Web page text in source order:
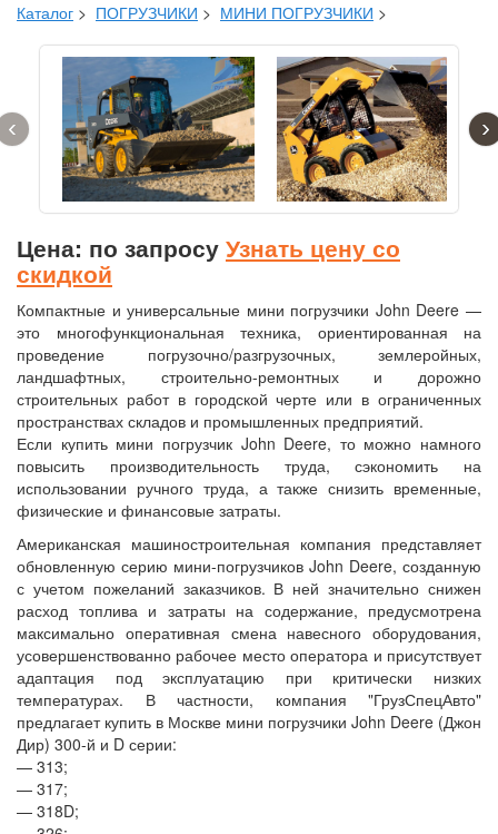
Каталог > ПОГРУЗЧИКИ > МИНИ ПОГРУЗЧИКИ >
‹ ›
Цена: по запросу Узнать цену со
скидкой
Компактные и универсальные мини погрузчики John Deere —
это многофункциональная техника, ориентированная на
проведение погрузочно/разгрузочных, землеройных,
ландшафтных, строительно-ремонтных и дорожно
строительных работ в городской черте или в ограниченных
пространствах складов и промышленных предприятий.
Если купить мини погрузчик John Deere, то можно намного
повысить производительность труда, сэкономить на
использовании ручного труда, а также снизить временные,
физические и финансовые затраты.
Американская машиностроительная компания представляет
обновленную серию мини-погрузчиков John Deere, созданную
с учетом пожеланий заказчиков. В ней значительно снижен
расход топлива и затраты на содержание, предусмотрена
максимально оперативная смена навесного оборудования,
усовершенствованно рабочее место оператора и присутствует
адаптация под эксплуатацию при критически низких
температурах. В частности, компания "ГрузСпецАвто"
предлагает купить в Москве мини погрузчики John Deere (Джон
Дир) 300-й и D серии:
— 313;
— 317;
— 318D;